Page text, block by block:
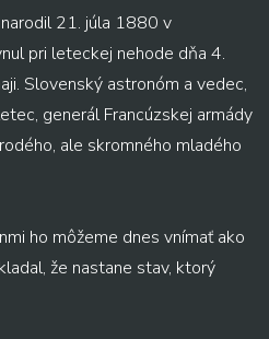
21. júla 1880 v
pri leteckej nehode dňa 4.
Slovenský astronóm a vedec,
generál Francúzskej armády
ale skromného mladého
ho môžeme dnes vnímať ako
že nastane stav, ktorý